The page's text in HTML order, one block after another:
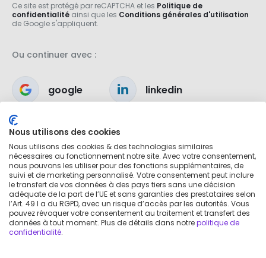
Ce site est protégé par reCAPTCHA et les Politique de
confidentialité ainsi que les Conditions générales d'utilisation
de Google s'appliquent.
Ou continuer avec :
google linkedin
apple
Nous utilisons des cookies
Nous utilisons des cookies & des technologies similaires
nécessaires au fonctionnement notre site. Avec votre consentement,
nous pouvons les utiliser pour des fonctions supplémentaires, de
suivi et de marketing personnalisé. Votre consentement peut inclure
le transfert de vos données à des pays tiers sans une décision
adéquate de la part de l’UE et sans garanties des prestataires selon
l’Art. 49 I a du RGPD, avec un risque d’accès par les autorités. Vous
pouvez révoquer votre consentement au traitement et transfert des
données à tout moment. Plus de détails dans notrepolitique de
confidentialité.